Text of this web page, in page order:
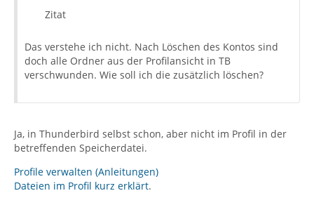
Zitat
Das verstehe ich nicht. Nach Löschen des Kontos sind
doch alle Ordner aus der Profilansicht in TB
verschwunden. Wie soll ich die zusätzlich löschen?
Ja, in Thunderbird selbst schon, aber nicht im Profil in der
betreffenden Speicherdatei.
Profile verwalten (Anleitungen)
Dateien im Profil kurz erklärt.